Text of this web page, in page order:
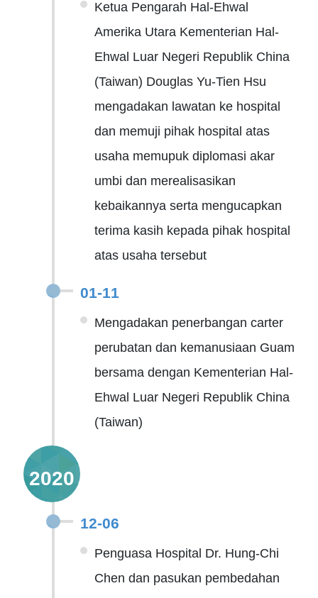
Ketua Pengarah Hal-Ehwal
Amerika Utara Kementerian Hal-
Ehwal Luar Negeri Republik China
(Taiwan) Douglas Yu-Tien Hsu
mengadakan lawatan ke hospital
dan memuji pihak hospital atas
usaha memupuk diplomasi akar
umbi dan merealisasikan
kebaikannya serta mengucapkan
terima kasih kepada pihak hospital
atas usaha tersebut
01-11
Mengadakan penerbangan carter
perubatan dan kemanusiaan Guam
bersama dengan Kementerian Hal-
Ehwal Luar Negeri Republik China
(Taiwan)
2020
12-06
Penguasa Hospital Dr. Hung-Chi
Chen dan pasukan pembedahan